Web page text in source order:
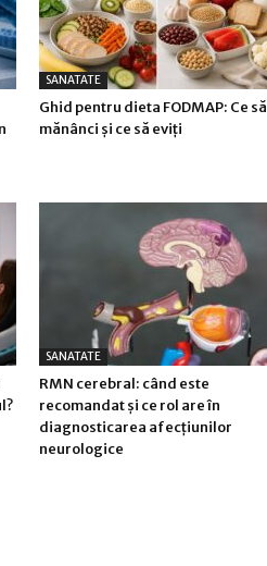
SANATATE
Ghid pentru dieta FODMAP: Ce să
mănânci și ce să eviți
SANATATE
RMN cerebral: când este
recomandat și ce rol are în
diagnosticarea afecțiunilor
neurologice